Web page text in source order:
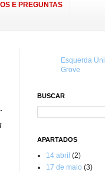
E PREGUNTAS
Esquerda
Grove
BUSCAR
APARTADOS
14 abril (2)
17 de maio (3)